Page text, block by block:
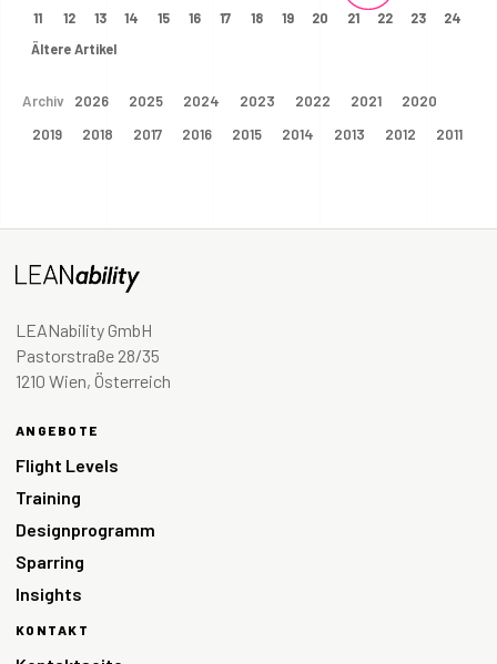
11 12 13 14 15 16 17 18 19 20 21 22 23
24
Ältere Artikel
Archiv 2026 2025 2024 2023 2022 2021
2020
2019
2018 2017 2016 2015 2014 2013 2012 2011
LEANability GmbH
Pastorstraße 28/35
1210 Wien, Österreich
ANGEBOTE
Flight Levels
Training
Designprogramm
Sparring
Insights
KONTAKT